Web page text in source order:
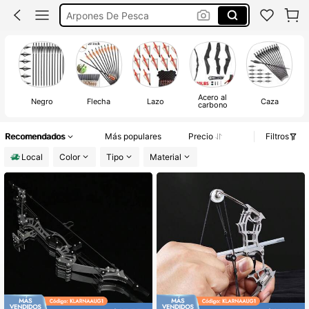
Arquería
Tirachinas
Arco Y Flechas
Negro Flecha Lazo Acero al
carbono Caza
Recomendados Más populares Precio
Filtros
Local
Color Tipo Material